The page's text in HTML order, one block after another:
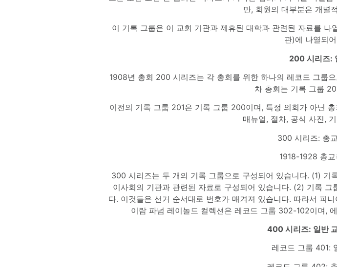
만, 회원의 대부분은 개별
이 기록 그룹은 이 교회 기관과 제휴된 대학과 관련된 자료를
관)에 나열되
200 시리즈:
1908년 총회 200 시리즈는 각 총회를 위한 하나의 레코드 그룹
차 총회는 기록 그룹
이전의 기록 그룹 201은 기록 그룹 200이며, 특정 의회가 아닌
매뉴얼, 절차, 공식 사진,
300 시리즈: 총
1918-1928 총
300 시리즈는 두 개의 기록 그룹으로 구성되어 있습니다. (1)
이사회의 기관과 관련된 자료로 구성되어 있습니다. (2) 기록
다. 이것들은 선거 순서대로 번호가 매겨져 있습니다. 따라서 피
이람 파넘 레이놀드 컬렉션은 레코드 그룹 302-102이며,
400 시리즈: 일반
레코드 그룹 401: